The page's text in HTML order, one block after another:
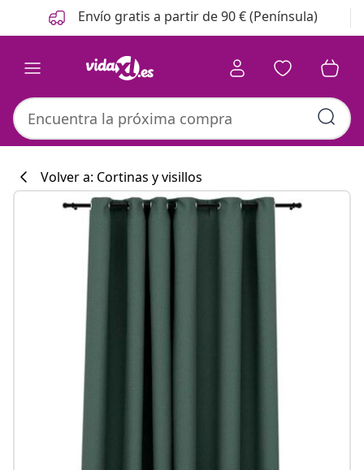
Anterior
Siguiente Envío gratis a partir de 90 € (Península)
#sharemevidaxl
Colección de
Volver a: Cortinas y visillos